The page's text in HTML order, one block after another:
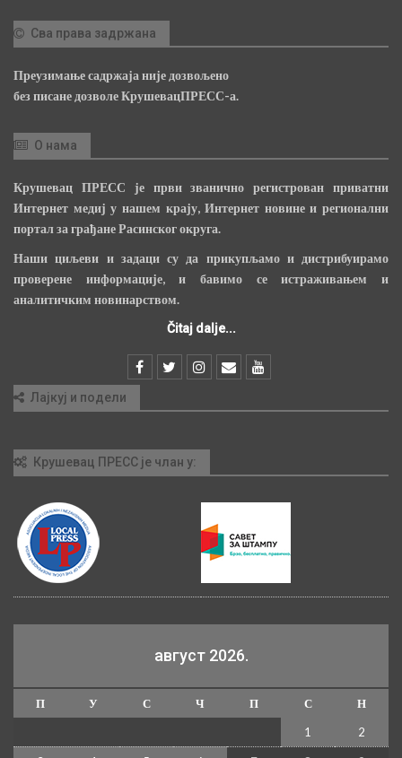
Сва права задржана
Преузимање садржаја није дозвољено
без писане дозволе КрушевацПРЕСС-а.
О нама
Крушевац ПРЕСС је први званично регистрован приватни
Интернет медиј у нашем крају, Интернет новине и регионални
портал за грађане Расинског округа.
Наши циљеви и задаци су да прикупљамо и дистрибуирамо
проверене информације, и бавимо се истраживањем и
аналитичким новинарством.
Čitaj dalje...
Лајкуј и подели
Крушевац ПРЕСС је члан у:
август 2026.
П У С Ч П С
Н
1
2